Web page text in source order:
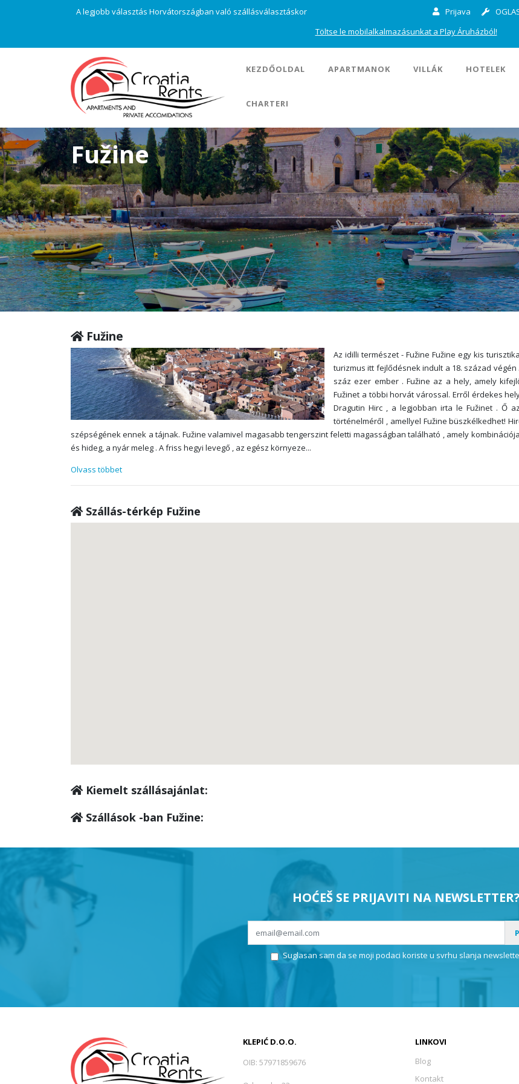
A legjobb választás Horvátországban való szállásválasztáskor Prijava
Töltse le mobilalkalmazásunkat a Play Áruházból!
KEZDŐOLDAL APARTMANOK VILLÁK HOTELEK
CHARTERI
Fužine
Fužine
Az idilli természet - Fužine Fužine egy kis
turizmus itt fejlődésnek indult a 18. század
száz ezer ember . Fužine az a hely, amely
Fužinet a többi horvát várossal. Erről érdekes
Dragutin Hirc , a legjobban irta le Fužinet . Ő
történelméről , amellyel Fužine büszkélkedhet!
szépségének ennek a tájnak. Fužine valamivel magasabb tengerszint feletti magasságban található , amely
és hideg, a nyár meleg . A friss hegyi levegő , az egész környeze...
Olvass többet
Szállás-térkép Fužine
Kiemelt szállásajánlat:
Szállások -ban Fužine:
HOĆEŠ SE PRIJAVITI NA NEWSLETTER?
Suglasan sam da se moji podaci koriste u svrhu slanja
KLEPIĆ D.O.O.
OIB: 57971859676
LINKOVI
Blog
Kontakt